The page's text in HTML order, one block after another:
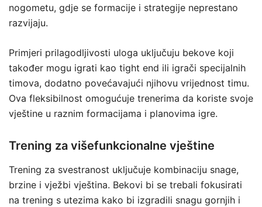
nogometu, gdje se formacije i strategije neprestano
razvijaju.
Primjeri prilagodljivosti uloga uključuju bekove koji
također mogu igrati kao tight end ili igrači specijalnih
timova, dodatno povećavajući njihovu vrijednost timu.
Ova fleksibilnost omogućuje trenerima da koriste svoje
vještine u raznim formacijama i planovima igre.
Trening za višefunkcionalne vještine
Trening za svestranost uključuje kombinaciju snage,
brzine i vježbi vještina. Bekovi bi se trebali fokusirati
na trening s utezima kako bi izgradili snagu gornjih i